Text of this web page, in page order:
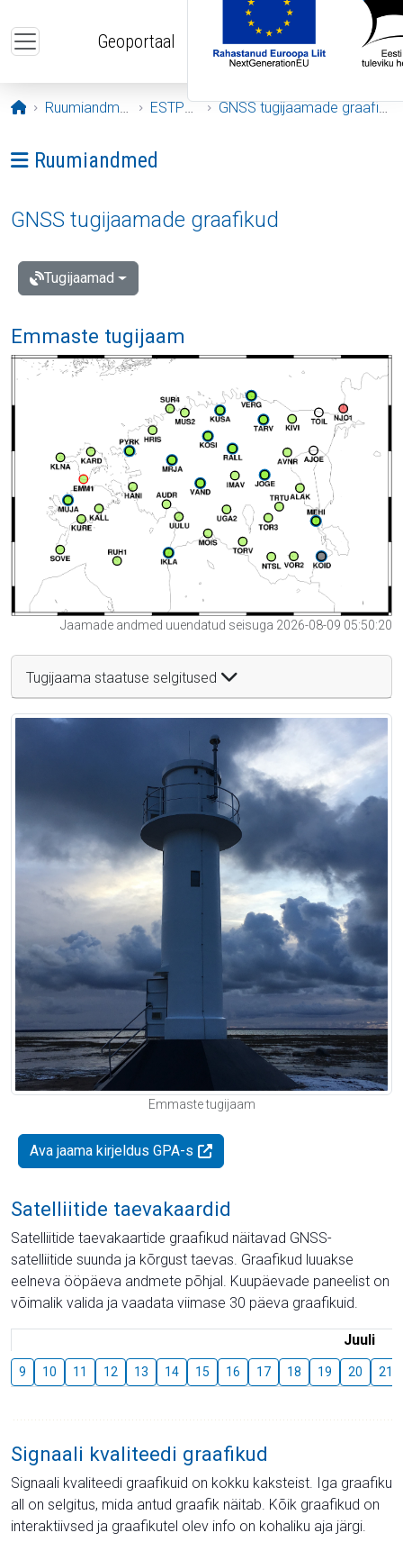
Geoportaal
Avaleht
Ruumiandmed ESTPOS GNSS tugijaamade graafikud
Ava menüü: Ruumiandmed
Ruumiandmed
GNSS tugijaamade graafikud
Tugijaamad
Emmaste tugijaam
Jaamade andmed uuendatud seisuga 2026-08-09 05:50:20
Tugijaama staatuse selgitused
Emmaste tugijaam
Ava jaama kirjeldus GPA-s
Satelliitide taevakaardid
Satelliitide taevakaartide graafikud näitavad GNSS-
satelliitide suunda ja kõrgust taevas. Graafikud luuakse
eelneva ööpäeva andmete põhjal. Kuupäevade paneelist on
võimalik valida ja vaadata viimase 30 päeva graafikuid.
Juuli
9 10 11 12 13 14 15 16 17 18 19 20 21
Signaali kvaliteedi graafikud
Signaali kvaliteedi graafikuid on kokku kaksteist. Iga graafiku
all on selgitus, mida antud graafik näitab. Kõik graafikud on
interaktiivsed ja graafikutel olev info on kohaliku aja järgi.